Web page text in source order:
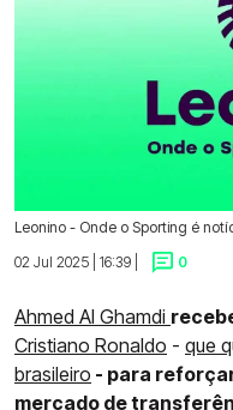
Leonino - Onde o Sporting é
02 Jul 2025 | 16:39 |
0
Ahmed Al Ghamdi
Cristiano Ronaldo - que
brasileiro - para
mercado de